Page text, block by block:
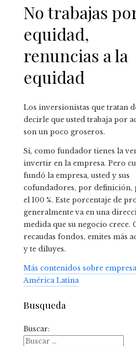
No trabajas
equidad,
renuncias a la
equidad
Los inversionistas que tratan
decirle que usted trabaja por
son un poco groseros.
Sí, como fundador tienes la
invertir en la empresa. Pero
fundó la empresa, usted y sus
cofundadores, por definición,
el 100 %. Este porcentaje de
generalmente va en una
medida que su negocio crece.
recaudas fondos, emites más
y te diluyes.
Más contenidos sobre
América Latina
Busqueda
Buscar: